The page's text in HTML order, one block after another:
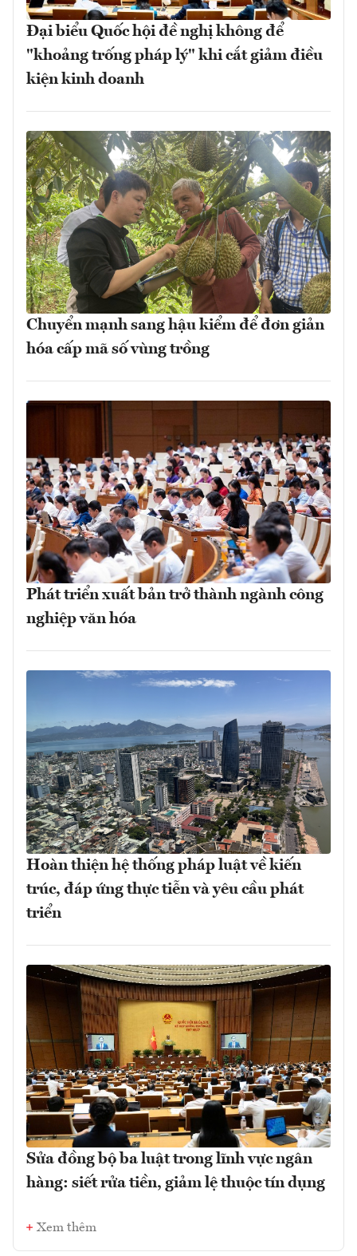
Đại biểu Quốc hội đề nghị không để
"khoảng trống pháp lý" khi cắt giảm điều
kiện kinh doanh
Chuyển mạnh sang hậu kiểm để đơn giản
hóa cấp mã số vùng trồng
Phát triển xuất bản trở thành ngành công
nghiệp văn hóa
Hoàn thiện hệ thống pháp luật về kiến
trúc, đáp ứng thực tiễn và yêu cầu phát
triển
Sửa đồng bộ ba luật trong lĩnh vực ngân
hàng: siết rửa tiền, giảm lệ thuộc tín dụng
Xem thêm